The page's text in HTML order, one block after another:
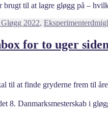
brugt til at lagre gløgg på –
2022, EksperimenterTags
for to uger
til at finde gryderne frem til
8. Danmarksmesterskab i